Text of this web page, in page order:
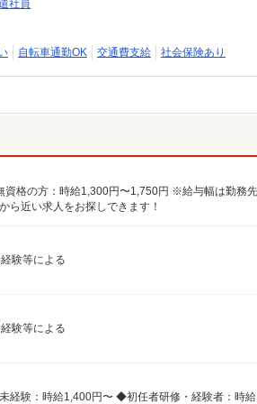
社員
自転車通勤OK 交通費支給 社会保険あり
ら近い求人をお探しできます！
験等による
験等による